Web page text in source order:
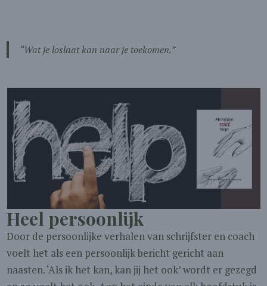
“Wat je loslaat kan naar je toekomen.”
Heel persoonlijk
Door de persoonlijke verhalen van schrijfster en coach
voelt het als een persoonlijk bericht gericht aan
naasten. ‘Als ik het kan, kan jij het ook’ wordt er gezegd